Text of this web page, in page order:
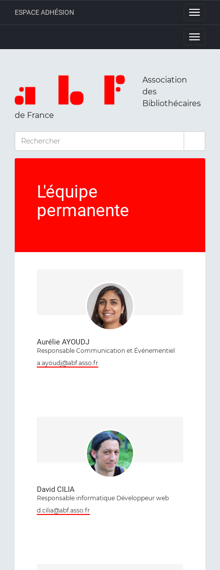
Toggle
ESPACE ADHÉSION
Toggle
Association
des
Bibliothécaires
de France
RECHERCHER
L'équipe
permanente
Aurélie AYOUDJ
Responsable Communication et Événementiel
a.ayoudj@abf.asso.fr
David CILIA
Responsable informatique Développeur web
d.cilia@abf.asso.fr